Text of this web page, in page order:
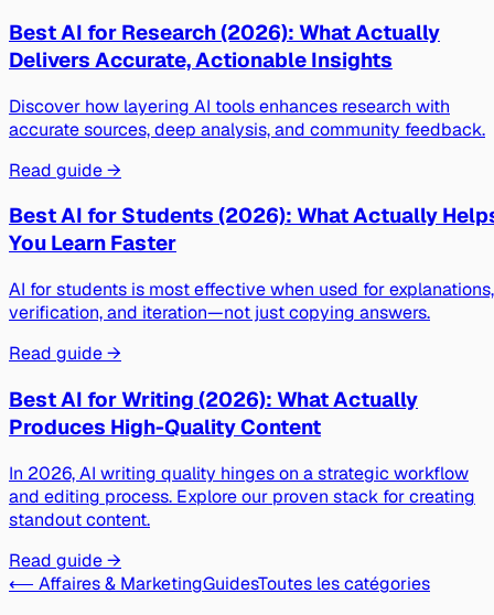
Best AI for Research (2026): What Actually
Delivers Accurate, Actionable Insights
Discover how layering AI tools enhances research with
accurate sources, deep analysis, and community feedback.
Read guide →
Best AI for Students (2026): What Actually
You Learn Faster
AI for students is most effective when used for explanations,
verification, and iteration—not just copying answers.
Read guide →
Best AI for Writing (2026): What Actually
Produces High-Quality Content
In 2026, AI writing quality hinges on a strategic workflow
and editing process. Explore our proven stack for creating
standout content.
Read guide →
⟵ Affaires & MarketingGuidesToutes les catégories